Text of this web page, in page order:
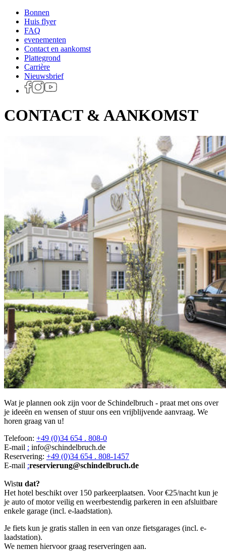
Bonnen
Huis flyer
FAQ
evenementen
Contact en aankomst
Plattegrond
Carrière
Nieuwsbrief
CONTACT & AANKOMST
Wat je plannen ook zijn voor de Schindelbruch - praat met ons over
je ideeën en wensen of stuur ons een vrijblijvende aanvraag. We
horen graag van u!
Telefoon: +49 (0)34 654 . 808-0
E-mail : info@schindelbruch.de
Reservering: +49 (0)34 654 . 808-1457
E-mail :reservierung@schindelbruch.de
Wistu dat?
Het hotel beschikt over 150 parkeerplaatsen. Voor €25/nacht kun je
je auto of motor veilig en weerbestendig parkeren in een afsluitbare
enkele garage (incl. e-laadstation).
Je fiets kun je gratis stallen in een van onze fietsgarages (incl. e-
laadstation).
We nemen hiervoor graag reserveringen aan.